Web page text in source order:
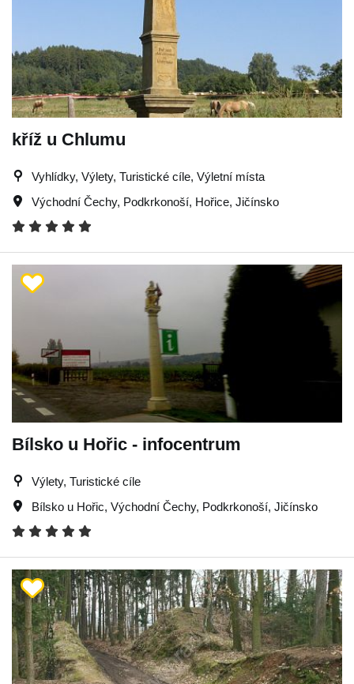
kříž u Chlumu
Vyhlídky, Výlety, Turistické cíle, Výletní místa
Východní Čechy, Podkrkonoší, Hořice, Jičínsko
Bílsko u Hořic - infocentrum
Výlety, Turistické cíle
Bílsko u Hořic, Východní Čechy, Podkrkonoší, Jičínsko